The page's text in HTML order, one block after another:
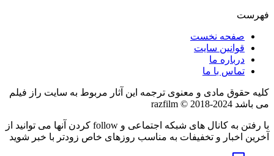
فهرست
صفحه نخست
قوانین سایت
درباره ما
تماس با ما
کلیه حقوق مادی و معنوی ترجمه این آثار مربوط به سایت راز فیلم
می باشد razfilm © 2018-2024
با رفتن به کانال های شبکه اجتماعی و follow کردن آنها می توانید از
آخرین اخبار و تخفیفات به مناسب روزهای خاص زودتر با خبر شوید